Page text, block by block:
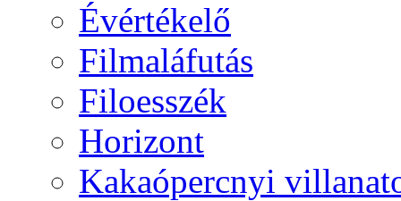
Évértékelő
Filmaláfutás
Filoesszék
Horizont
Kakaópercnyi